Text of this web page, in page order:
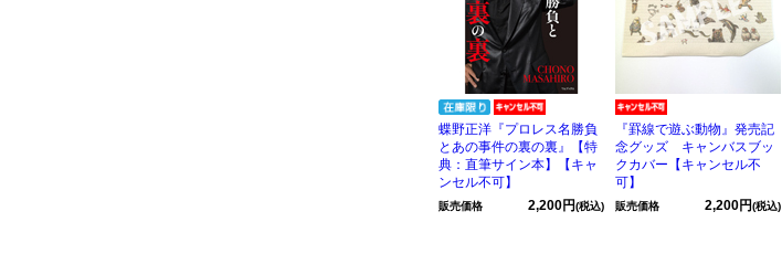
蝶野正洋『プロレス名勝負
とあの事件の裏の裏』【特
典：直筆サイン本】【キャ
ンセル不可】
販売価格 2,200円(税込)
『罫線で遊ぶ動物』発売記
念グッズ キャンバスブッ
クカバー【キャンセル不
可】
販売価格 2,200円(税込)